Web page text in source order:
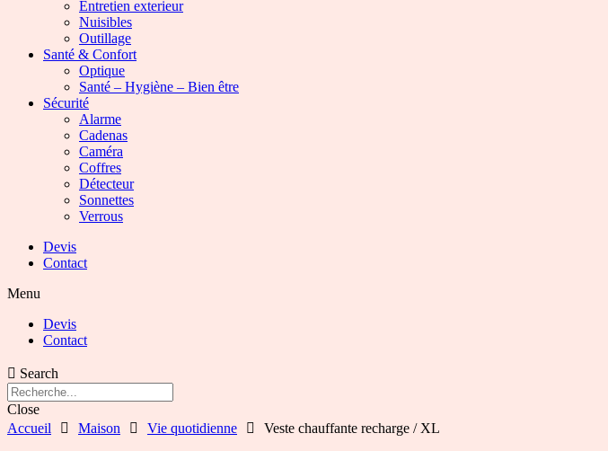
Entretien exterieur
Nuisibles
Outillage
Santé & Confort
Optique
Santé – Hygiène – Bien être
Sécurité
Alarme
Cadenas
Caméra
Coffres
Détecteur
Sonnettes
Verrous
Devis
Contact
Menu
Devis
Contact
Search
Close
Accueil
Maison Vie quotidienne Veste chauffante recharge / XL